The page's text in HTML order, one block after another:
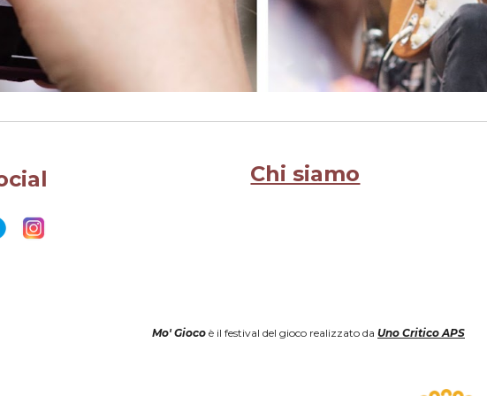
Chi siamo
Mo' Gioco è il festival del gioco realizzato da Uno Critico APS